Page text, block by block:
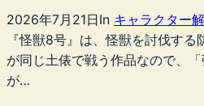
2026年7月21日In キャラクター
『怪獣8号』は、怪獣を討伐す
が同じ土俵で戦う作品なので、
が…